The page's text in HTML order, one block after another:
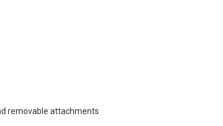
removable attachments